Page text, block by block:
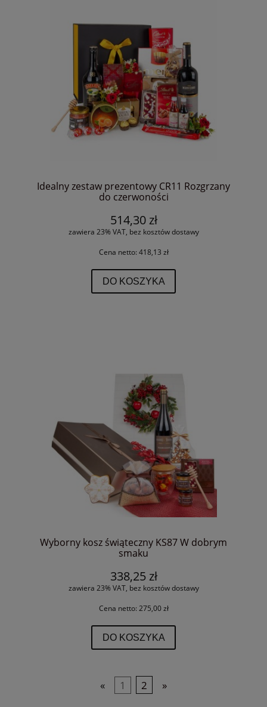
Idealny zestaw prezentowy CR11 Rozgrzany
do czerwoności
514,30 zł
zawiera 23% VAT, bez kosztów dostawy
Cena netto: 418,13 zł
DO KOSZYKA
Wyborny kosz świąteczny KS87 W dobrym
smaku
338,25 zł
zawiera 23% VAT, bez kosztów dostawy
Cena netto: 275,00 zł
DO KOSZYKA
« 1 2 »